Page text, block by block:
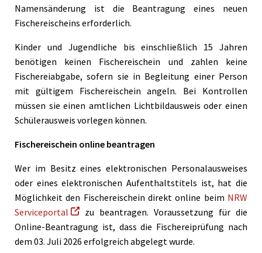
Namensänderung ist die Beantragung eines neuen
Fischereischeins erforderlich.
Kinder und Jugendliche bis einschließlich 15 Jahren
benötigen keinen Fischereischein und zahlen keine
Fischereiabgabe, sofern sie in Begleitung einer Person
mit gültigem Fischereischein angeln. Bei Kontrollen
müssen sie einen amtlichen Lichtbildausweis oder einen
Schülerausweis vorlegen können.
Fischereischein online beantragen
Wer im Besitz eines elektronischen Personalausweises
oder eines elektronischen Aufenthaltstitels ist, hat die
Möglichkeit den Fischereischein direkt online beim NRW
Serviceportal
zu beantragen. Voraussetzung für die
Online-Beantragung ist, dass die Fischereiprüfung nach
dem 03. Juli 2026 erfolgreich abgelegt wurde.